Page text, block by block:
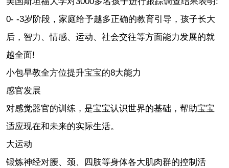
0- -3岁阶段，家庭给予越多正确的教育引导，孩子长大
后，智力、情感、运动、社会交往等方面能力发展的就
越全面!
小包早教全方位提升宝宝的8大能力
感官发展
对感觉器官的训练，是宝宝认识世界的基础，帮助宝宝
适应现在和未来的实际生活。
大运动
锻炼神经对腰、颈、四肢等身体各大肌肉群的控制活